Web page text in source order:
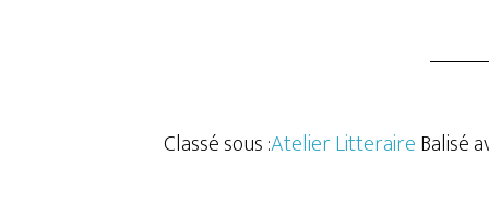
Classé sous :Atelier LitteraireBalisé